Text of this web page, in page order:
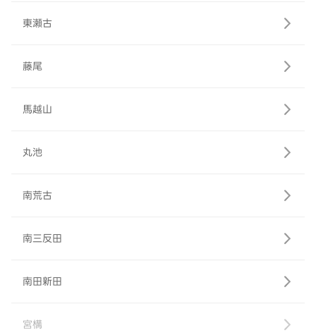
東瀬古
藤尾
馬越山
丸池
南荒古
南三反田
南田新田
宮構